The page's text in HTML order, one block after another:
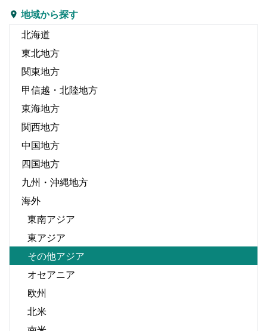
地域から探す
北海道
東北地方
関東地方
甲信越・北陸地方
東海地方
関西地方
中国地方
四国地方
九州・沖縄地方
海外
東南アジア
東アジア
その他アジア
オセアニア
欧州
北米